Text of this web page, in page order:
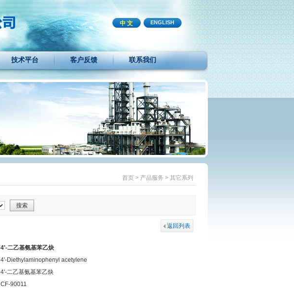
中 文 ENGLISH
技术平台 客户反馈 联系我们
首页 > 产品服务 > 其它系列
返回列表
4'-二乙基氨基苯乙炔
4'-Diethylaminophenyl acetylene
4'-二乙基氨基苯乙炔
CF-90011